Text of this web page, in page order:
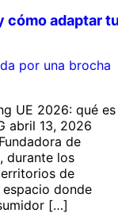
cómo adaptar
UE 2026: qué es
abril 13, 2026
de
durante los
de
donde
[…]